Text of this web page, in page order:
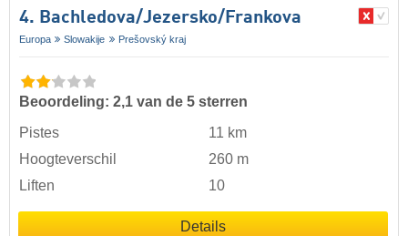
4. Bachledova/​Jezersko/​Frankova
Europa Slowakije Prešovský kraj
Beoordeling: 2,1 van de 5 sterren
Pistes
11 km
Hoogteverschil
260 m
Liften
10
Details